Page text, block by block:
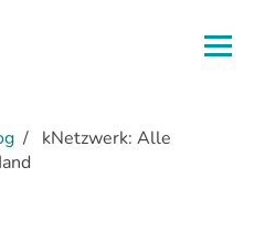
kNetzwerk: Alle